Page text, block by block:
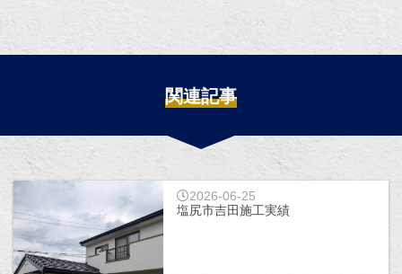
関連記事
2026-06-25
塩尻市吉田施工実績